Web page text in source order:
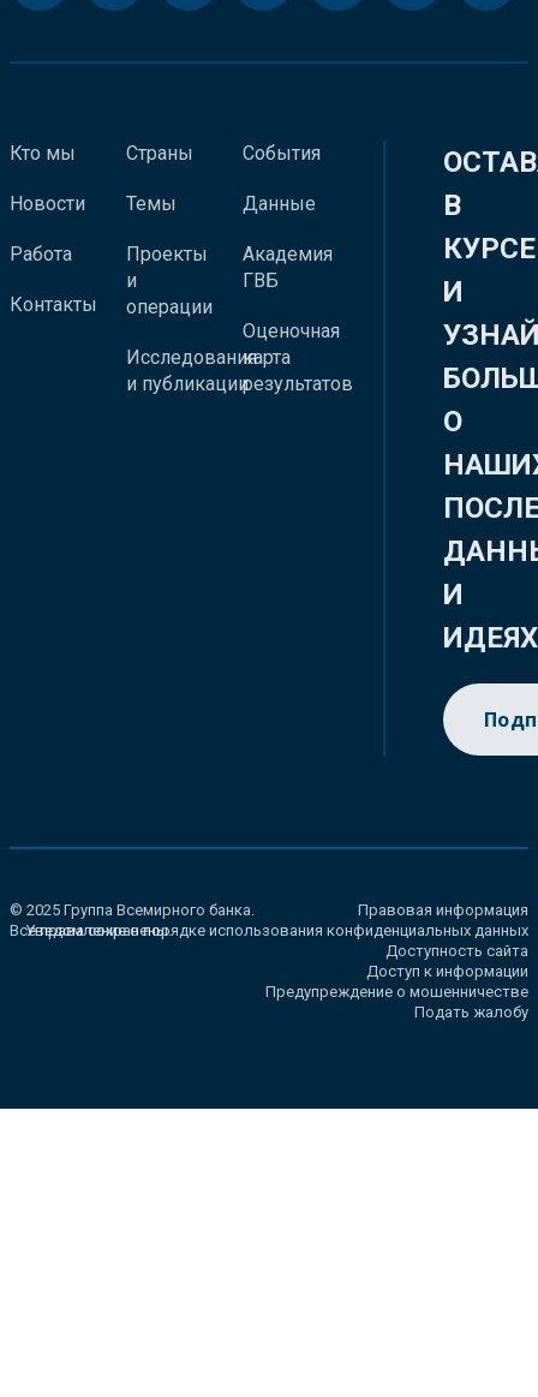
Кто мы
Новости
Работа
Контакты
Страны
Темы
Проекты
и
операции
Исследования
и публикации
События
Данные
Академия
ГВБ
Оценочная
карта
результатов
В
КУРСЕ
И
О
И
ИДЕЯХ
© 2025 Группа Всемирного банка.
Все права сохранены.
Правовая информация
Уведомление о порядке использования конфиденциальных данных
Доступность сайта
Доступ к информации
Предупреждение о мошенничестве
Подать жалобу